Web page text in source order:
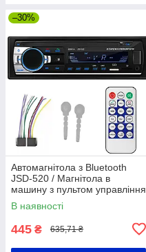
–30%
Автомагнітола з Bluetooth
JSD-520 / Магнітола в
машину з пультом управління
/ Магнітофон в авто
В наявності
445 ₴ 635,71 ₴